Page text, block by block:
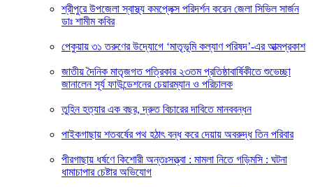
শ্রীপুরে উপজেলা স্বাস্থ্য কমপ্লেক্স পরিদর্শন করেন জেলা সিভিল সার্জন
ডাঃ শামীম কবির
পেকুয়ায় ৩১ তরুণের উদ্যোগে ‘মাতৃভূমি কল্যাণ পরিষদ’-এর আত্মপ্রকাশ
জাতীয় দৈনিক মাতৃজগত পত্রিকার ২৩তম প্রতিষ্ঠাবার্ষিকীতে শুভেচ্ছা
জানালেন সূর্য ফাউন্ডেশনের চেয়ারম্যান ও পরিচালক
তুহিন হত্যার এক বছর, দ্রুত বিচারের দাবিতে মানববন্ধন
পাইকগাছায় শতবর্ষের পথ হঠাৎ বন্ধ করে দেয়ায় অবরুদ্ধ তিন পরিবার
পীরগাছায় ধর্ষণে কিশোরী অন্তঃসত্ত্বা : মামলা নিতে গড়িমসি : ঘটনা
ধামাচাপার চেষ্টার অভিযোগ